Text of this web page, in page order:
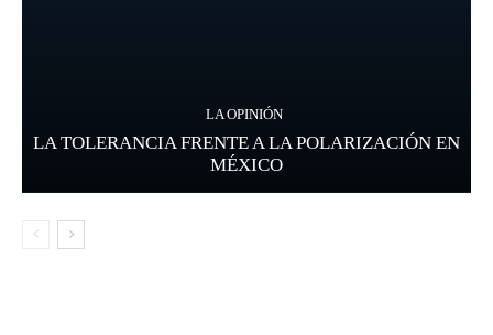
LA OPINIÓN
LA TOLERANCIA FRENTE A LA POLARIZACIÓN EN
MÉXICO